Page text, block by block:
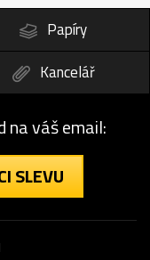
Papíry
Kancelář
na váš email:
SLEVU